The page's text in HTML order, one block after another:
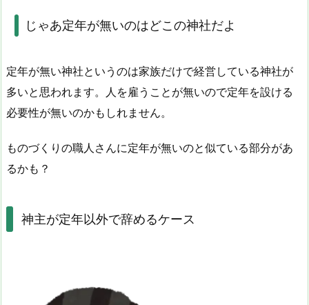
じゃあ定年が無いのはどこの神社だよ
定年が無い神社というのは家族だけで経営している神社が
多いと思われます。人を雇うことが無いので定年を設ける
必要性が無いのかもしれません。
ものづくりの職人さんに定年が無いのと似ている部分があ
るかも？
神主が定年以外で辞めるケース